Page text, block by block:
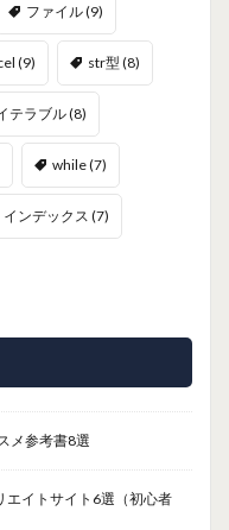
ファイル(9)
(9) str型 (8)
テラブル(8)
while(7)
インデックス (7)
メ参考書8選
エイトサイト6選（初心者